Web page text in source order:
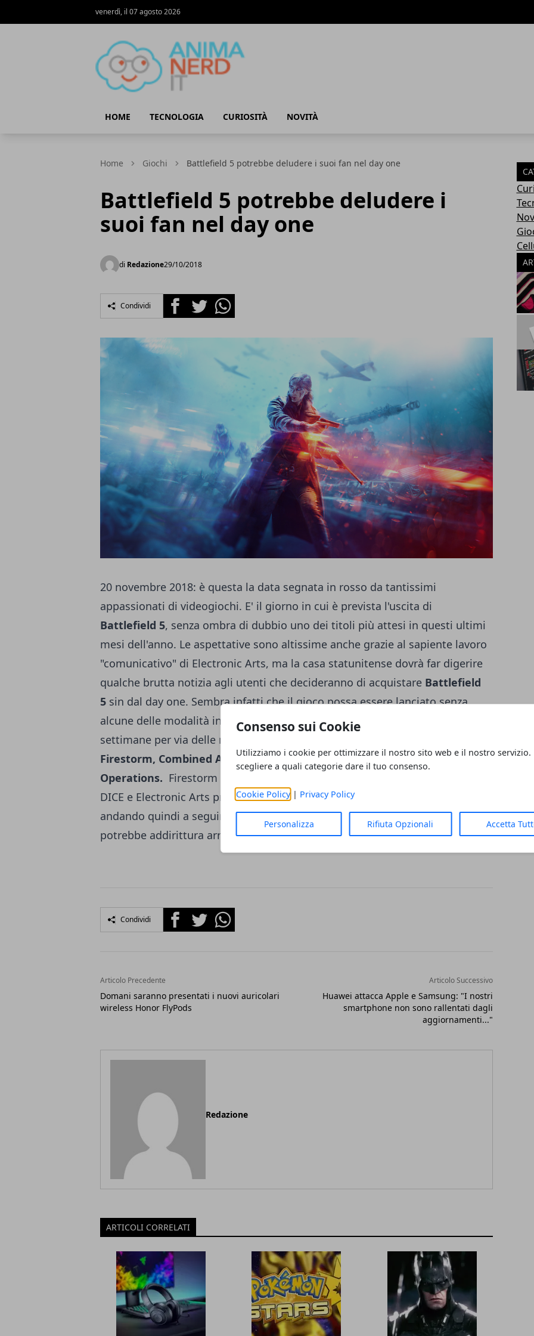
Consenso sui Cookie
Utilizziamo i cookie per ottimizzare il nostro sito web e il nostro servizio.
scegliere a quali categorie dare il tuo consenso.
Cookie Policy| Privacy Policy
Personalizza Rifiuta Opzionali Accetta
venerdì, il 07 agosto 2026
HOME TECNOLOGIA CURIOSITÀ NOVITÀ
Home Giochi Battlefield 5 potrebbe deludere i suoi fan nel day one
Battlefield 5 potrebbe deludere i
suoi fan nel day one
di Redazione29/10/2018
Condividi FacebookTwitterWhatsapp
20 novembre 2018: è questa la data segnata in rosso da tantissimi
appassionati di videogiochi. E' il giorno in cui è prevista l'uscita di
Battlefield 5, senza ombra di dubbio uno dei titoli più attesi in questi ultimi
mesi dell'anno. Le aspettative sono altissime anche grazie al sapiente lavoro
"comunicativo" di Electronic Arts, ma la casa statunitense dovrà far digerire
qualche brutta notizia agli utenti che decideranno di acquistare Battlefield
5 sin dal day one. Sembra infatti che il gioco possa essere lanciato senza
alcune delle modalità inedite che hanno generato curiosità nelle ultime
settimane per via delle numerose indiscrezioni. Si parla con insistenza di
Firestorm, Combined Arms(la modalità cooperativa) e leGrand
Operations. Firestorm è probabilmente quella più attesa, considerato che
DICE e Electronic Arts proporranno per la prima volta un Battle Royale,
andando quindi a seguire la modal del momento: la modalità in questione
potrebbe addirittura arrivare a marzo inoltrato.
Condividi FacebookTwitterWhatsapp
Articolo Precedente
Domani saranno presentati i nuovi auricolari
wireless Honor FlyPods
Articolo Successivo
Huawei attacca Apple e Samsung: "I nostri
smartphone non sono rallentati dagli
aggiornamenti..."
Redazione
ARTICOLI CORRELATI